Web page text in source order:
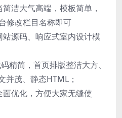
洁大气高端，模板简单，
修改栏目名称即可
源码、响应式室内设计模
精简，首页排版整洁大方、
并茂、静态HTML；
优化，方便大家无缝使